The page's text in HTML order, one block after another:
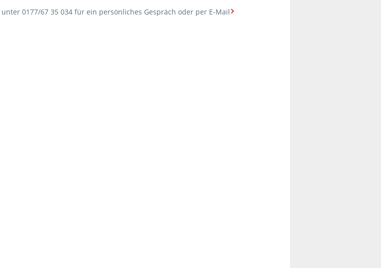
unter 0177/67 35 034 für ein persönliches Gespräch oder per E-Mail